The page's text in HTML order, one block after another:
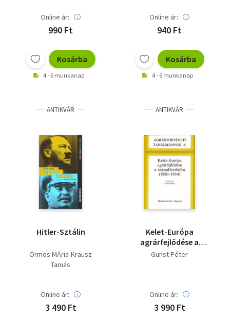
Online ár:
990 Ft
Kosárba
4 - 6 munkanap
Online ár:
940 Ft
Kosárba
4 - 6 munkanap
ANTIKVÁR
Hitler-Sztálin
Ormos MÁria-Krausz
Tamás
Online ár:
3 490 Ft
ANTIKVÁR
Kelet-Európa
agrárfejlődése a
századfordulón (1880-
Gunst Péter
Online ár:
3 990 Ft